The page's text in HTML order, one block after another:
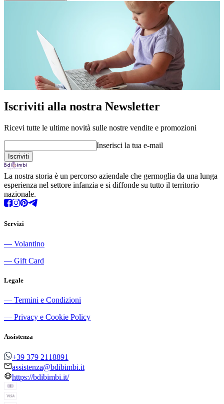
Iscriviti alla nostra Newsletter
Ricevi tutte le ultime novità sulle nostre vendite e promozioni
Inserisci la tua e-mail
La nostra storia è un percorso aziendale che germoglia da una lunga
esperienza nel settore infanzia e si diffonde su tutto il territorio
nazionale.
Servizi
― Volantino
― Gift Card
Legale
― Termini e Condizioni
― Privacy e Cookie Policy
Assistenza
+39 379 2118891
assistenza@bdibimbi.it
https://bdibimbi.it/